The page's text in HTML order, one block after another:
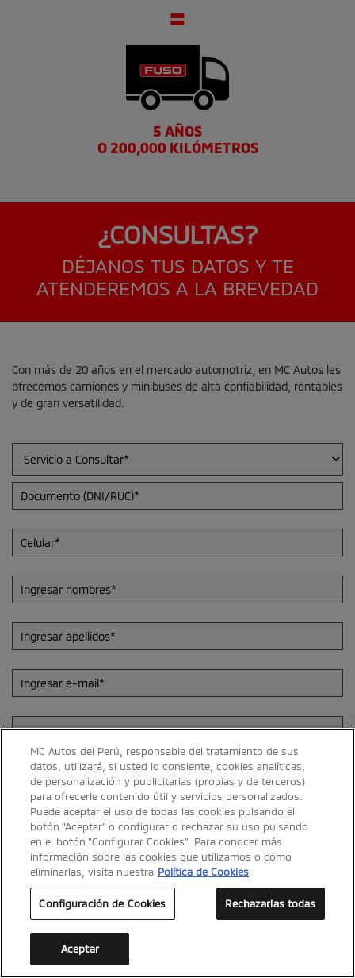
5 AÑOS
O 200,000 KILÓMETROS
¿CONSULTAS?
DÉJANOS TUS DATOS Y TE
ATENDEREMOS A LA BREVEDAD
Con más de 20 años en el mercado automotriz, en MC Autos les
ofrecemos camiones y minibuses de alta confiabilidad, rentables
y de gran versatilidad.
He leído y acepto la Política de Privacidad de Protección de Datos
Personales (en adelante , la "Política")(ver AQUÍ)
Autorizo al Importador el tratamiento de mis datos personales para
las finalidades adicionales descritas en el numeral 3 de la Política
(ver AQUÍ)
Autorizo la transferencia de mis datos a los terceros mencionados
en el Anexo 1 de la política para ser utilizados con los fines
publicitarios mencionados en el citado Anexo 1 (Ver AQUÍ.)
MC Autos del Perú, responsable del tratamiento de sus
datos, utilizará, si usted lo consiente, cookies analíticas,
de personalización y publicitarias (propias y de terceros)
para ofrecerle contenido útil y servicios personalizados.
Puede aceptar el uso de todas las cookies pulsando el
botón "Aceptar" o configurar o rechazar su uso pulsando
en el botón "Configurar Cookies". Para conocer más
información sobre las cookies que utilizamos o cómo
eliminarlas, visita nuestra Política de Cookies
Configuración de Cookies Rechazarlas todas
Aceptar